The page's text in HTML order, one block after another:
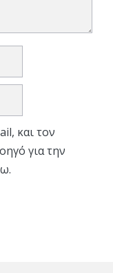
και τον
για την